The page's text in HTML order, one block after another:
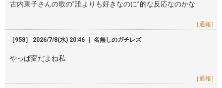
古内東子さんの歌の”誰よりも好きなのに”的な反応なのかな
［通報］
［958］ 2026/7/8(水) 20:46 ｜ 名無しのガチレズ
やっぱ変だよね私
［通報］